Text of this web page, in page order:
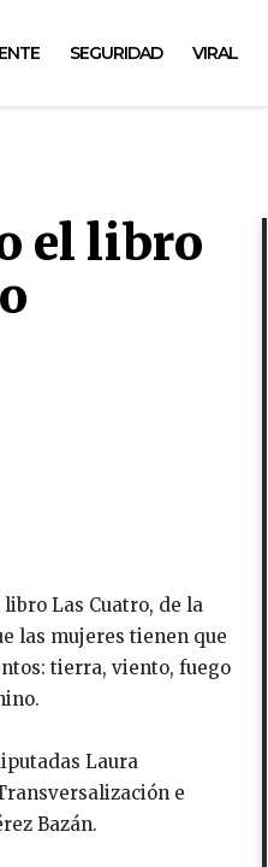
SEGURIDAD VIRAL
el libro
Las Cuatro, de la
las mujeres tienen que
tierra, viento, fuego
Laura
e
Bazán.